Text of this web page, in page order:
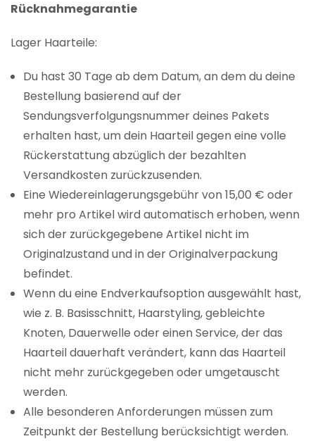
Rücknahmegarantie
Lager Haarteile:
Du hast 30 Tage ab dem Datum, an dem du deine
Bestellung basierend auf der
Sendungsverfolgungsnummer deines Pakets
erhalten hast, um dein Haarteil gegen eine volle
Rückerstattung abzüglich der bezahlten
Versandkosten zurückzusenden.
Eine Wiedereinlagerungsgebühr von 15,00 € oder
mehr pro Artikel wird automatisch erhoben, wenn
sich der zurückgegebene Artikel nicht im
Originalzustand und in der Originalverpackung
befindet.
Wenn du eine Endverkaufsoption ausgewählt hast,
wie z. B. Basisschnitt, Haarstyling, gebleichte
Knoten, Dauerwelle oder einen Service, der das
Haarteil dauerhaft verändert, kann das Haarteil
nicht mehr zurückgegeben oder umgetauscht
werden.
Alle besonderen Anforderungen müssen zum
Zeitpunkt der Bestellung berücksichtigt werden.